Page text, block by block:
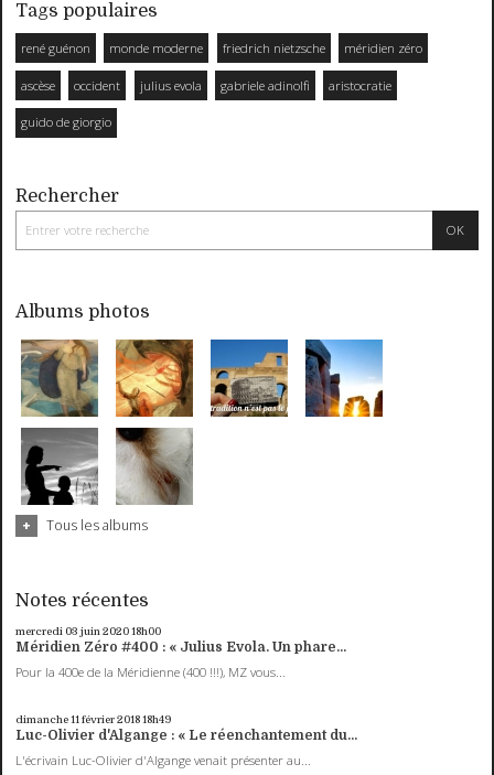
Tags populaires
rené guénon monde moderne friedrich nietzsche méridien zéro
ascèse occident julius evola gabriele adinolfi aristocratie
guido de giorgio
Rechercher
Albums photos
Tous les albums
Notes récentes
mercredi 03 juin 202018h00
Méridien Zéro #400 : « Julius Evola. Un phare...
Pour la 400e de la Méridienne (400 !!!), MZ vous...
dimanche 11 février 201818h49
Luc-Olivier d'Algange : « Le réenchantement du...
L'écrivain Luc-Olivier d'Algange venait présenter au...